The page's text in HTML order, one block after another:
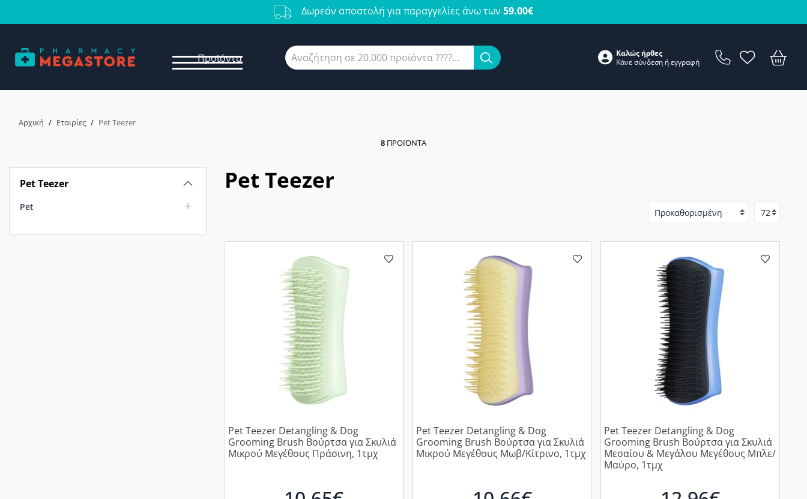
Δωρεάν αποστολή για παραγγελίες άνω των 59.00€
Προϊόντα
Καλώς ήρθες
Κάνεσύνδεση ήεγγραφή
Αρχική / Εταιρίες / Pet Teezer
8 ΠΡΟΪΌΝΤΑ
Pet Teezer
Pet
Pet Teezer
Pet Teezer Detangling & Dog
Grooming Brush Βούρτσα για Σκυλιά
Μικρού Μεγέθους Πράσινη, 1τμχ
Pet Teezer Detangling & Dog
Grooming Brush Βούρτσα για Σκυλιά
Μικρού Μεγέθους Μωβ/Κίτρινο, 1τμχ
Pet Teezer Detangling & Dog
Grooming Brush Βούρτσα για Σκυλιά
Μεσαίου & Μεγάλου Μεγέθους Μπλε/
Μαύρο, 1τμχ